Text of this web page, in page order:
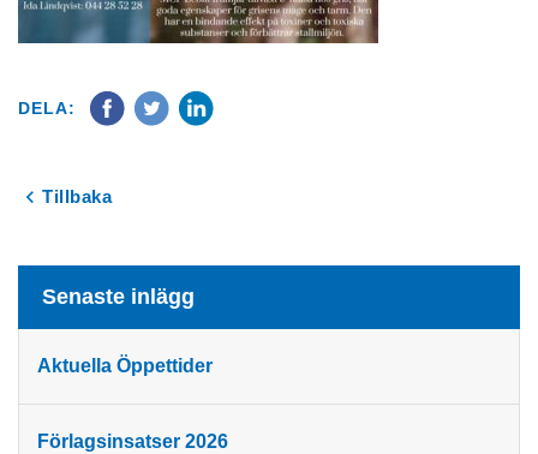
DELA:
Tillbaka
Senaste inlägg
Aktuella Öppettider
Förlagsinsatser 2026